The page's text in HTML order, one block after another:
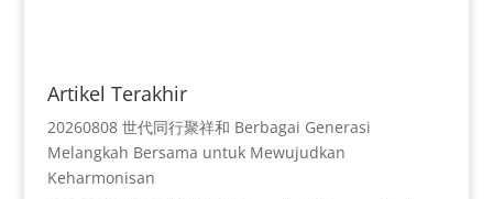
Artikel Terakhir
20260808 世代同行聚祥和 Berbagai Generasi
Melangkah Bersama untuk Mewujudkan
Keharmonisan